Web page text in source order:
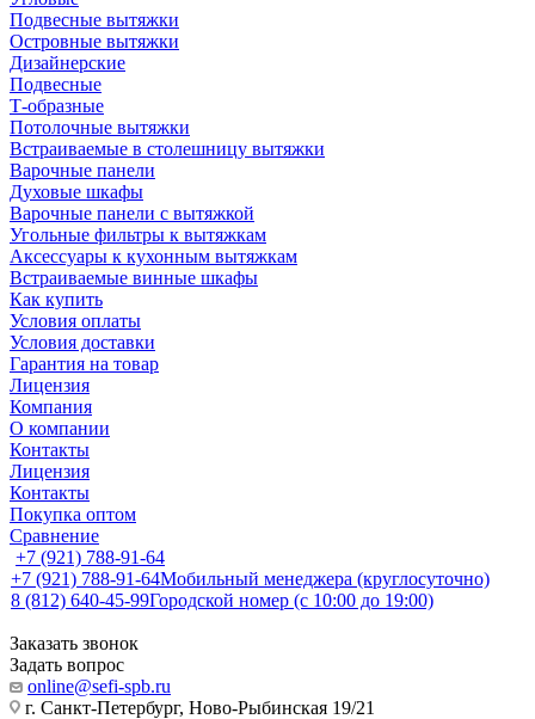
Подвесные вытяжки
Островные вытяжки
Дизайнерские
Подвесные
Т-образные
Потолочные вытяжки
Встраиваемые в столешницу вытяжки
Варочные панели
Духовые шкафы
Варочные панели с вытяжкой
Угольные фильтры к вытяжкам
Аксессуары к кухонным вытяжкам
Встраиваемые винные шкафы
Как купить
Условия оплаты
Условия доставки
Гарантия на товар
Лицензия
Компания
О компании
Контакты
Лицензия
Контакты
Покупка оптом
Сравнение
+7 (921) 788-91-64
+7 (921) 788-91-64Мобильный менеджера (круглосуточно)
8 (812) 640-45-99Городской номер (с 10:00 до 19:00)
Заказать звонок
Задать вопрос
online@sefi-spb.ru
г. Санкт-Петербург, Ново-Рыбинская 19/21